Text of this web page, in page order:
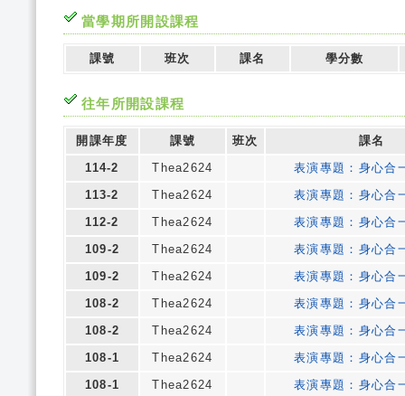
當學期所開設課程
課號 班次 課名 學分數
往年所開設課程
開課年度 課號 班次
課名
114-2
Thea2624
表演專題：身心合
113-2
Thea2624
表演專題：身心合
112-2
Thea2624
表演專題：身心合
109-2
Thea2624
表演專題：身心合
109-2
Thea2624
表演專題：身心合
108-2
Thea2624
表演專題：身心合
108-2
Thea2624
表演專題：身心合
108-1
Thea2624
表演專題：身心合
108-1
Thea2624
表演專題：身心合